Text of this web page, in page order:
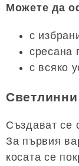
Можете да
с
сресана
с всяко
Създават се
За първия
косата се